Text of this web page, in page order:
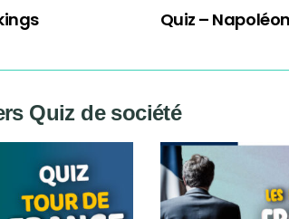
Quiz –
Quiz de société